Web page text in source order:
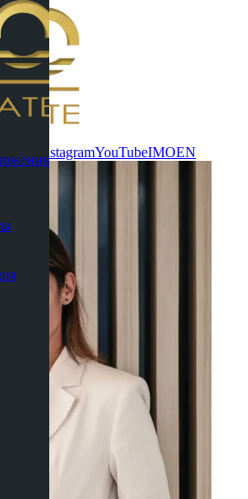
InstagramYouTubeIMOEN